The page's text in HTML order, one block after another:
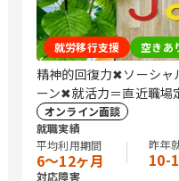
就労移行支援 空きあ
精神的回復力✖ソーシ
ーン✖就活力＝直近職場
オンライン面談
就職実績
平均利用期間
6〜12ヶ月
昨年
10-
対応障害